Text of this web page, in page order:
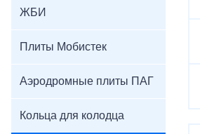
ЖБИ
Плиты Мобистек
Аэродромные плиты ПАГ
Кольца для колодца